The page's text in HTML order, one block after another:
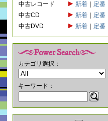
中古レコード
新着
定番
中古CD
新着
定番
中古DVD
新着 定番
カテゴリ選択：
キーワード：